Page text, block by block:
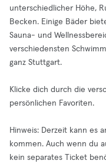
unterschiedlicher Höhe,
Becken. Einige Bäder
Sauna- und
verschiedensten
ganz Stuttgart.
Klicke dich durch die
persönlichen Favoriten.
Hinweis: Derzeit kann es
kommen. Auch wenn du
kein separates Ticket